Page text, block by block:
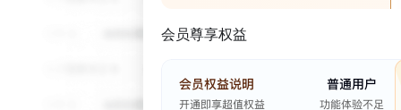
会员尊享权益